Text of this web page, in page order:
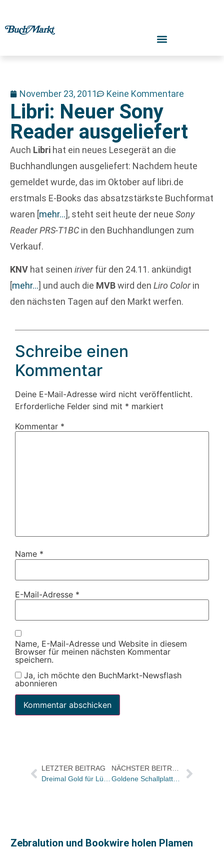
November 23, 2011 Keine Kommentare
Libri: Neuer Sony
Reader ausgeliefert
Auch Libri hat ein neues Lesegerät an die
Buchhandlungen ausgeliefert: Nachdem heute
gemeldet wurde, das im Oktober auf libri.de
erstmals E-Books das absatzstärkste Buchformat
waren [mehr…], steht seit heute der neue Sony
Reader PRS-T1BC in den Buchhandlungen zum
Verkauf.
KNV hat seinen iriverfür den 24.11. ankündigt
[mehr…] und auch die MVBwird den Liro Colorin
den nächsten Tagen auf den Markt werfen.
Schreibe einen
Kommentar
Deine E-Mail-Adresse wird nicht veröffentlicht.
Erforderliche Felder sind mit * markiert
Kommentar *
Name *
E-Mail-Adresse *
Name, E-Mail-Adresse und Website in diesem
Browser für meinen nächsten Kommentar
speichern.
Ja, ich möchte den BuchMarkt-Newsflash
abonnieren
LETZTER BEITRAG
Zebralution und Bookwire holen Plamen